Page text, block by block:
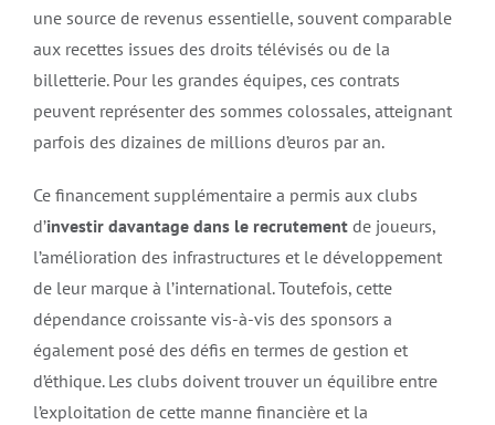
une source de revenus essentielle, souvent comparable
aux recettes issues des droits télévisés ou de la
billetterie. Pour les grandes équipes, ces contrats
peuvent représenter des sommes colossales, atteignant
parfois des dizaines de millions d’euros par an.
Ce financement supplémentaire a permis aux clubs
d’investir davantage dans le recrutement de joueurs,
l’amélioration des infrastructures et le développement
de leur marque à l’international. Toutefois, cette
dépendance croissante vis-à-vis des sponsors a
également posé des défis en termes de gestion et
d’éthique. Les clubs doivent trouver un équilibre entre
l’exploitation de cette manne financière et la